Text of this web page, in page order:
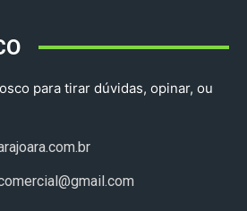
para tirar dúvidas, opinar, ou